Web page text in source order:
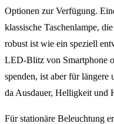
Optionen zur Verfügung.
klassische Taschenlampe,
robust ist wie ein speziell
LED-Blitz von Smartphone
spenden, ist aber für längere
da Ausdauer, Helligkeit und
Für stationäre Beleuchtung